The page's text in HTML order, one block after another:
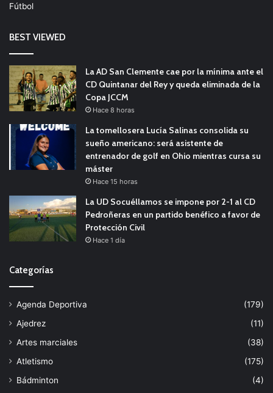
Fútbol
BEST VIEWED
La AD San Clemente cae por la mínima ante el
CD Quintanar del Rey y queda eliminada de la
Copa JCCM
Hace 8 horas
La tomellosera Lucía Salinas consolida su
sueño americano: será asistente de
entrenador de golf en Ohio mientras cursa su
máster
Hace 15 horas
La UD Socuéllamos se impone por 2-1 al CD
Pedroñeras en un partido benéfico a favor de
Protección Civil
Hace 1 día
Categorías
Agenda Deportiva
(179)
Ajedrez
(11)
Artes marciales
(38)
Atletismo
(175)
Bádminton
(4)